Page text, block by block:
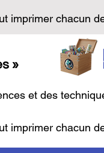
imprimer chacun
contrôle, les «
peut aussi
le désordre aux
»
et des
imprimer chacun